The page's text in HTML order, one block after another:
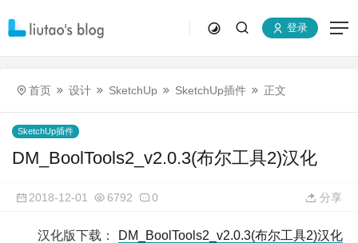
登录
首页 设计 SketchUp SketchUp插件 正文
SketchUp插件
DM_BoolTools2_v2.0.3(布尔工具2)汉化
2018-12-01 6792 0 分享
汉化版下载：
DM_BoolTools2_v2.0.3(布尔工具2)汉化